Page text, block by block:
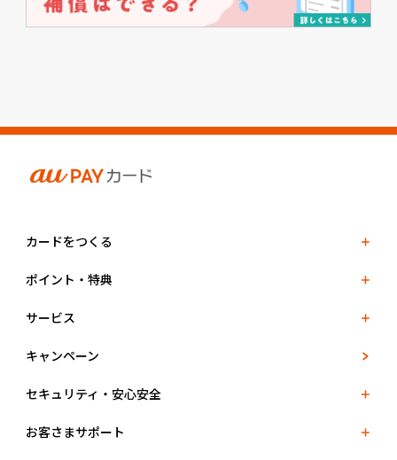
カードをつくる
ポイント・特典
サービス
キャンペーン
セキュリティ・安心安全
お客さまサポート